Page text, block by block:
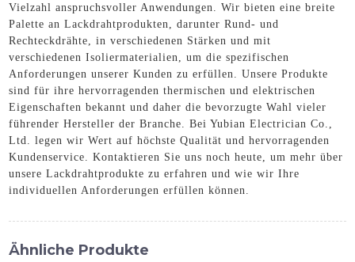
Vielzahl anspruchsvoller Anwendungen. Wir bieten eine breite
Palette an Lackdrahtprodukten, darunter Rund- und
Rechteckdrähte, in verschiedenen Stärken und mit
verschiedenen Isoliermaterialien, um die spezifischen
Anforderungen unserer Kunden zu erfüllen. Unsere Produkte
sind für ihre hervorragenden thermischen und elektrischen
Eigenschaften bekannt und daher die bevorzugte Wahl vieler
führender Hersteller der Branche. Bei Yubian Electrician Co.,
Ltd. legen wir Wert auf höchste Qualität und hervorragenden
Kundenservice. Kontaktieren Sie uns noch heute, um mehr über
unsere Lackdrahtprodukte zu erfahren und wie wir Ihre
individuellen Anforderungen erfüllen können.
Ähnliche Produkte